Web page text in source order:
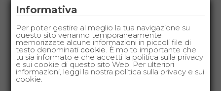
crociera, hanno una portata
GUARDA
Informativa
Per poter gestire al meglio la tua navigazione su
questo sito verranno temporaneamente
memorizzate alcune informazioni in piccoli file di
testo denominati cookie. È molto importante che
tu sia informato e che accetti la politica sulla privacy
e sui cookie di questo sito Web. Per ulteriori
informazioni, leggi la nostra politica sulla privacy e sui
cookie.